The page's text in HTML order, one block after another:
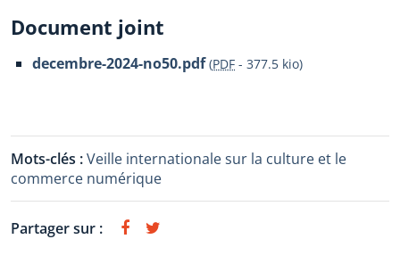
Document joint
decembre-2024-no50.pdf (PDF - 377.5 kio)
Mots-clés :Veille internationale sur la culture et le
commerce numérique
Partager sur :